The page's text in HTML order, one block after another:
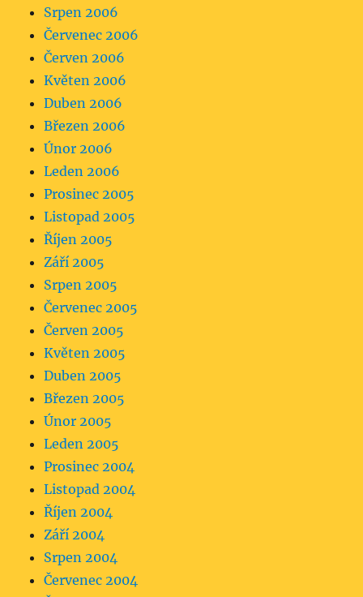
Srpen 2006
Červenec 2006
Červen 2006
Květen 2006
Duben 2006
Březen 2006
Únor 2006
Leden 2006
Prosinec 2005
Listopad 2005
Říjen 2005
Září 2005
Srpen 2005
Červenec 2005
Červen 2005
Květen 2005
Duben 2005
Březen 2005
Únor 2005
Leden 2005
Prosinec 2004
Listopad 2004
Říjen 2004
Září 2004
Srpen 2004
Červenec 2004